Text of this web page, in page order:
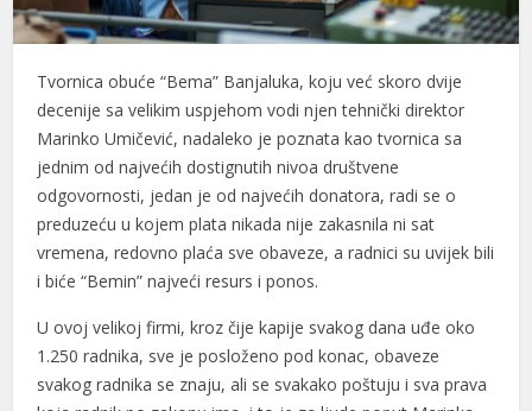
panel
panel
panel
panel
panel
panel
panel
panel
Tvornica obuće “Bema” Banjaluka, koju već skoro dvije
decenije sa velikim uspjehom vodi njen tehnički direktor
Marinko Umičević, nadaleko je poznata kao tvornica sa
jednim od najvećih dostignutih nivoa društvene
odgovornosti, jedan je od najvećih donatora, radi se o
preduzeću u kojem plata nikada nije zakasnila ni sat
vremena, redovno plaća sve obaveze, a radnici su uvijek bili
i biće “Bemin” najveći resurs i ponos.
U ovoj velikoj firmi, kroz čije kapije svakog dana uđe oko
1.250 radnika, sve je posloženo pod konac, obaveze
svakog radnika se znaju, ali se svakako poštuju i sva prava